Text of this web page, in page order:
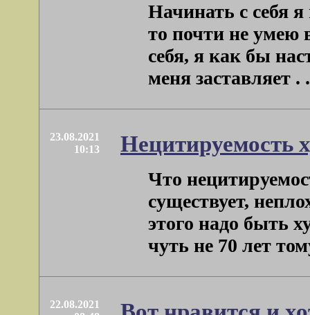
Начинать с себя
то почти не умею
себя, я как бы
меня заставляет .
23.08.2021
10:13
Нецитируемость
Что
существует,
этого надо быть
чуть не 70 лет
22.08.2021